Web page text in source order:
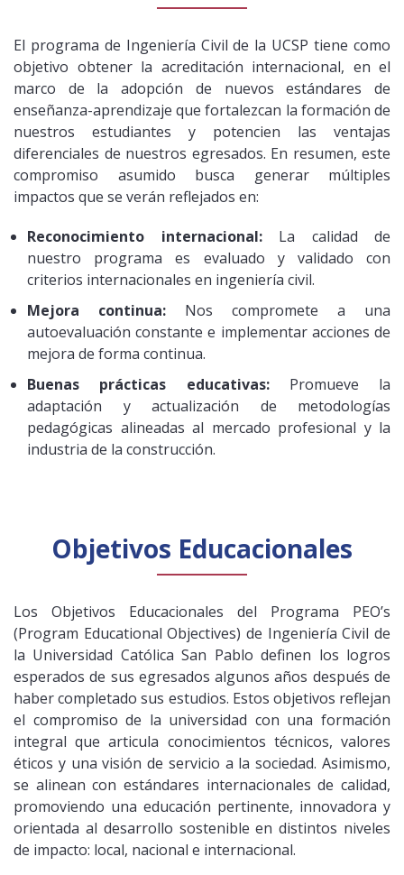
El programa de Ingeniería Civil de la UCSP tiene como
objetivo obtener la acreditación internacional, en el
marco de la adopción de nuevos estándares de
enseñanza-aprendizaje que fortalezcan la formación de
nuestros estudiantes y potencien las ventajas
diferenciales de nuestros egresados. En resumen, este
compromiso asumido busca generar múltiples
impactos que se verán reflejados en:
Reconocimiento internacional:La calidad de
nuestro programa es evaluado y validado con
criterios internacionales en ingeniería civil.
Mejora continua: Nos compromete a una
autoevaluación constante e implementar acciones de
mejora de forma continua.
Buenas prácticas educativas:Promueve la
adaptación y actualización de metodologías
pedagógicas alineadas al mercado profesional y la
industria de la construcción.
Objetivos Educacionales
Los Objetivos Educacionales del Programa PEO’s
(Program Educational Objectives) de Ingeniería Civil de
la Universidad Católica San Pablo definen los logros
esperados de sus egresados algunos años después de
haber completado sus estudios. Estos objetivos reflejan
el compromiso de la universidad con una formación
integral que articula conocimientos técnicos, valores
éticos y una visión de servicio a la sociedad. Asimismo,
se alinean con estándares internacionales de calidad,
promoviendo una educación pertinente, innovadora y
orientada al desarrollo sostenible en distintos niveles
de impacto: local, nacional e internacional.